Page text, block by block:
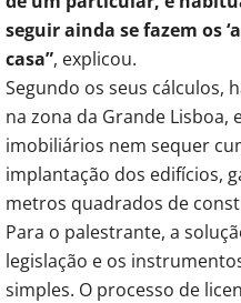
seguir ainda se fazem os
casa”, explicou.
Segundo os seus cálculos,
na zona da Grande
imobiliários nem sequer
implantação dos edifícios,
metros quadrados de
Para o palestrante, a
legislação e os
simples. O processo de